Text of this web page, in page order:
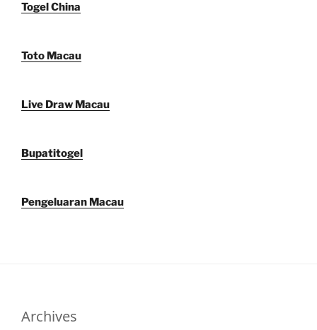
Togel China
Toto Macau
Live Draw Macau
Bupatitogel
Pengeluaran Macau
Archives